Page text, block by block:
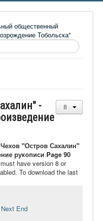
-
"Остров Сахалин"
рукописи Page 90
have version 8 or
To download the last
Next End